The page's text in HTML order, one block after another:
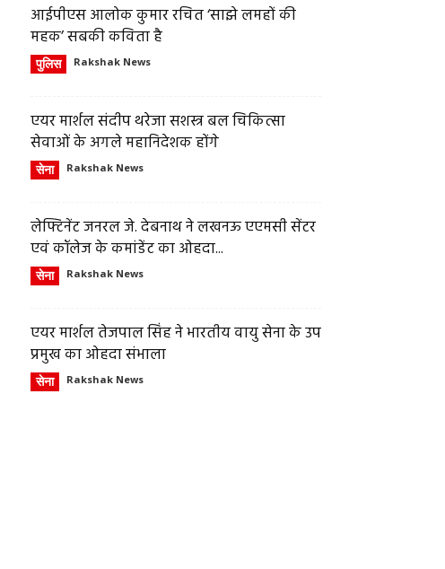
आईपीएस आलोक कुमार रचित ‘साझे लमहों की
महक’ सबकी कविता है
पुलिस Rakshak News
एयर मार्शल संदीप थरेजा सशस्त्र बल चिकित्सा
सेवाओं के अगले महानिदेशक होंगे
सेना Rakshak News
लेफ्टिनेंट जनरल जे. देबनाथ ने लखनऊ एएमसी सेंटर
एवं कॉलेज के कमांडेंट का ओहदा...
सेना Rakshak News
एयर मार्शल तेजपाल सिंह ने भारतीय वायु सेना के उप
प्रमुख का ओहदा संभाला
सेना Rakshak News